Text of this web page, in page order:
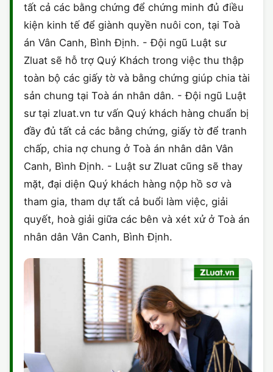
tất cả các bằng chứng để chứng minh đủ điều
kiện kinh tế để giành quyền nuôi con, tại Toà
án Vân Canh, Bình Định. - Đội ngũ Luật sư
Zluat sẽ hỗ trợ Quý Khách trong việc thu thập
toàn bộ các giấy tờ và bằng chứng giúp chia tài
sản chung tại Toà án nhân dân. - Đội ngũ Luật
sư tại zluat.vn tư vấn Quý khách hàng chuẩn bị
đầy đủ tất cả các bằng chứng, giấy tờ để tranh
chấp, chia nợ chung ở Toà án nhân dân Vân
Canh, Bình Định. - Luật sư Zluat cũng sẽ thay
mặt, đại diện Quý khách hàng nộp hồ sơ và
tham gia, tham dự tất cả buổi làm việc, giải
quyết, hoà giải giữa các bên và xét xử ở Toà án
nhân dân Vân Canh, Bình Định.